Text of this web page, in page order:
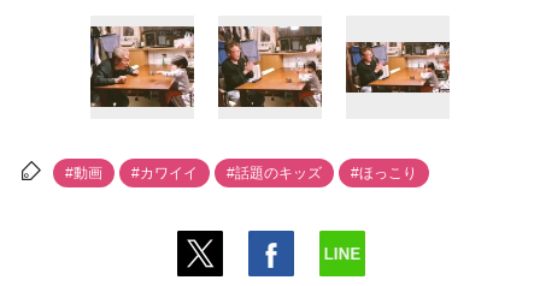
#動画 #カワイイ #話題のキッズ #ほっこり